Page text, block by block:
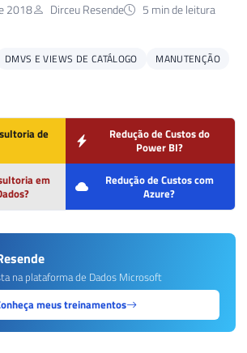
2018 Dirceu Resende
5 min de leitura
DMVS E VIEWS DE CATÁLOGO
MANUTENÇÃO
de
Redução de Custos do
Power BI?
em
Redução de Custos com
Azure?
na plataforma de Dados Microsoft
meus treinamentos